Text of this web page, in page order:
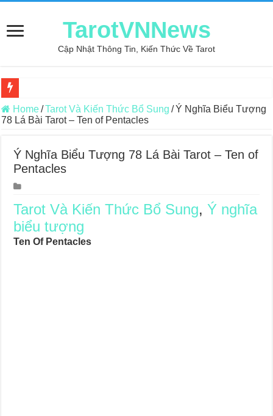
TarotVNNews
Cập Nhật Thông Tin, Kiến Thức Về Tarot
Review may áo thun tại xưởng may Dony
Konxari Cards – Trải Nghiệm Kết Nối Với Thế Giới Tâm Linh
Querent Tìm Đến Nhiều Tarot Reader Nhưng Không Thấy Thỏa
Journey Of Love Oracle – Lá Số 70: Heaven
Journey Of Love Oracle – Lá Số 69: Contemplation
Journey Of Love Oracle – Lá Số 68: Drop Into Your Heart
Home/Tarot Và Kiến Thức Bổ Sung /Ý Nghĩa Biểu Tượng
78 Lá Bài Tarot – Ten of Pentacles
Ý Nghĩa Biểu Tượng 78 Lá Bài Tarot – Ten of
Pentacles
Tarot Và Kiến Thức Bổ Sung,Ý nghĩa
biểu tượng
Ten Of Pentacles